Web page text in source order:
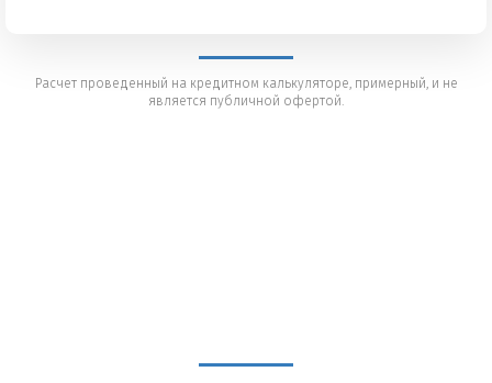
Расчет проведенный на кредитном калькуляторе, примерный, и не
является публичной офертой.